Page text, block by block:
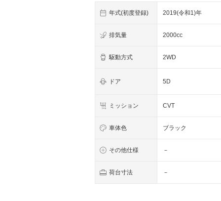
年式(初度登録) 2019(令和1)年
排気量 2000cc
駆動方式 2WD
ドア 5D
ミッション CVT
車体色 ブラック
その他仕様 －
荷台寸法 －